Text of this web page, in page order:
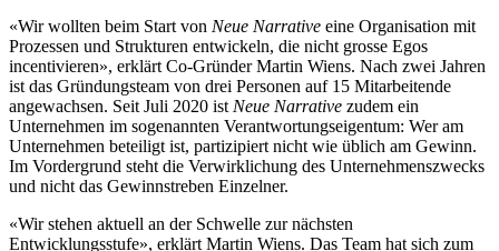
«Wir wollten beim Start von Neue Narrative eine Organisation mit
Prozessen und Strukturen entwickeln, die nicht grosse Egos
incentivieren», erklärt Co-Gründer Martin Wiens. Nach zwei Jahren
ist das Gründungsteam von drei Personen auf 15 Mitarbeitende
angewachsen. Seit Juli 2020 istNeue Narrative zudem ein
Unternehmen im sogenannten Verantwortungseigentum: Wer am
Unternehmen ­be­teiligt ist, partizipiert nicht wie üblich am Gewinn.
Im Vordergrund steht die Verwirklichung des Unternehmenszwecks
und nicht das Gewinnstreben Einzelner.
«Wir stehen aktuell an der Schwelle zur nächsten
Entwicklungsstufe», erklärt Martin Wiens. Das Team hat sich zum